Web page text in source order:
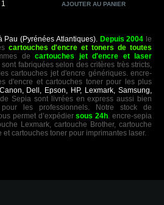
Pau (Pyrénées Atlantiques). Depuis 2004 le
cartouches d'encre et toners de toutes
de cartouches jet d'encre et laser
sont fabriquées selon des critères très stricts,
cartouches jet d'encre génériques. encre-
d'encre et cartouches toner pour les plus
Dell, Epson, HP, Lexmark, Samsung,
Sepia sont livrées en express aussi bien
les professionnels. Notre stock de
permet d’expédiersous 24h. encre-sepia
Lexmark, cartouche Brother, cartouche
et cartouches toner pour imprimantes laser.